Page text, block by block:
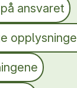
ansvaret